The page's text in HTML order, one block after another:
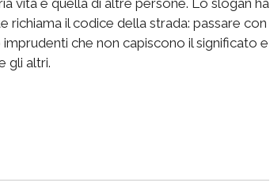
il codice della strada: passare con
che non capiscono il significato e
gli altri.